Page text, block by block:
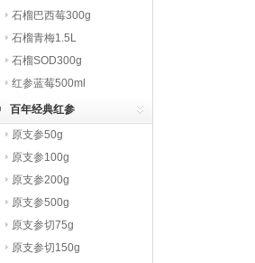
石榴巴西莓300g
石榴青梅1.5L
石榴SOD300g
红参蓝莓500ml
百年经典红参
原支参50g
原支参100g
原支参200g
原支参500g
原支参切75g
原支参切150g